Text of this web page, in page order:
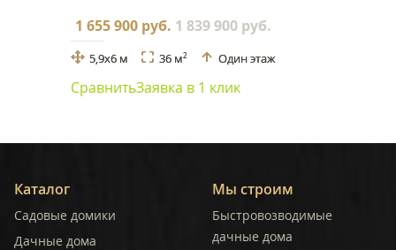
1 655 900 руб. 1 839 900 руб.
5,9x6 м 36 м2 Один этаж
СравнитьЗаявка в 1 клик
Каталог
Садовые домики
Дачные дома
Мы строим
Быстровозводимые
дачные дома